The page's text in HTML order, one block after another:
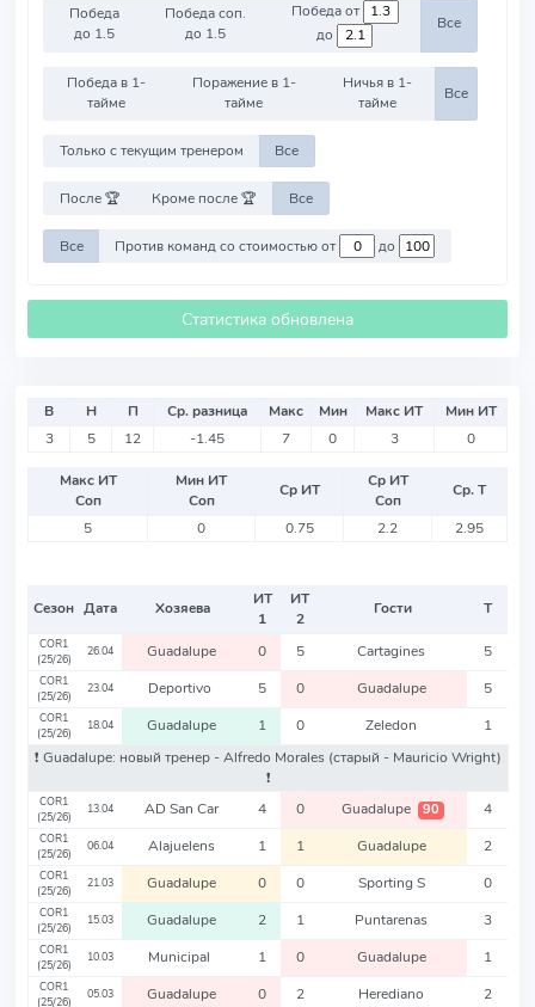
Победа
до 1.5
Победа соп.
до 1.5
Победа от
до
Все
Победа в 1-
тайме
Поражение в 1-
тайме
Ничья в 1-
тайме
Все
Только с текущим тренером Все
После 🏆 Кроме после 🏆 Все
Все Против команд со стоимостью от до
Статистика обновлена
В Н П Ср. разница Макс Мин Макс ИТ
Мин ИТ
3
5 12 -1.45 7 0 3 0
Макс ИТ
Соп
Мин ИТ
Соп
Ср ИТ
Ср ИТ
Соп
Ср. Т
5
0 0.75 2.2 2.95
Сезон Дата Хозяева
ИТ
1
ИТ
2
Гости Т
COR1
(25/26)
26.04 Guadalupe 0 5 Cartagines 5
COR1
(25/26)
23.04 Deportivo 5 0 Guadalupe 5
COR1
(25/26)
18.04 Guadalupe 1 0 Zeledon
1
❗️ Guadalupe: новый тренер - Alfredo Morales (старый - Mauricio Wright)
❗️
COR1
(25/26)
13.04 AD San Car 4 0 Guadalupe 90 4
COR1
(25/26)
06.04 Alajuelens 1 1 Guadalupe 2
COR1
(25/26)
21.03 Guadalupe 0 0 Sporting S 0
COR1
(25/26)
15.03 Guadalupe 2 1 Puntarenas 3
COR1
(25/26)
10.03 Municipal 1 0 Guadalupe 1
COR1
(25/26)
05.03 Guadalupe 0 2 Herediano 2